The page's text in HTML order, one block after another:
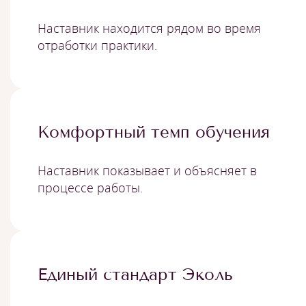
Наставник находится рядом во время
отработки практики.
Комфортный темп обучения
Наставник показывает и объясняет в
процессе работы.
Единый стандарт Эколь